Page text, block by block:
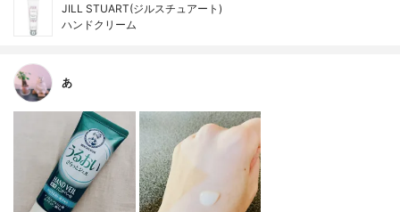
JILL STUART(ジルスチュアート)
ハンドクリーム
あ